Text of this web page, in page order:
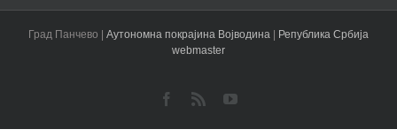
Град Панчево | Аутономна покрајина Војводина | Република Србија
webmaster
Facebook
Rss YouTube